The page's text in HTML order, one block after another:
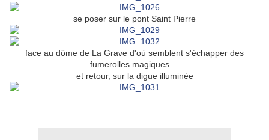
se poser sur le pont Saint Pierre
face au dôme de La Grave d'où semblent s'échapper des
fumerolles magiques....
et retour, sur la digue illuminée